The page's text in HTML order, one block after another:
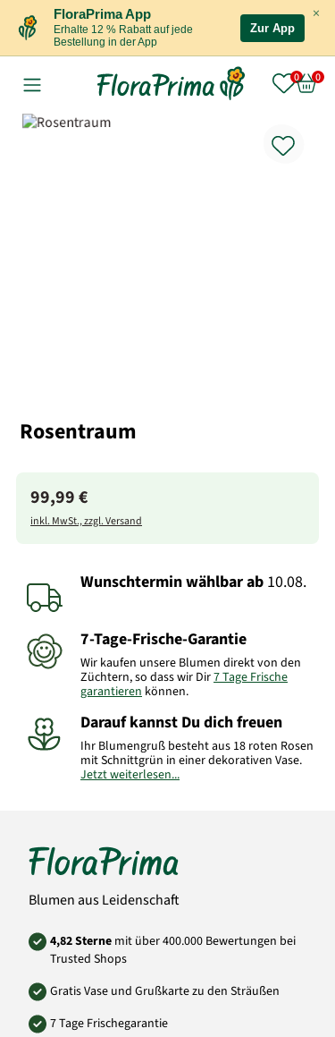
×
FloraPrima App
Erhalte 12 % Rabatt auf jede
Bestellung in der App
Zur App
Rosentraum
99,99 €
inkl. MwSt., zzgl. Versand
Wunschtermin wählbarab 10.08.
7-Tage-Frische-Garantie
Wir kaufen unsere Blumen direkt von den
Züchtern, so dass wir Dir7 Tage Frische
garantieren können.
Darauf kannst Du dich freuen
Ihr Blumengruß besteht aus 18 roten Rosen
mit Schnittgrün in einer dekorativen Vase.
Jetzt weiterlesen...
Blumen aus Leidenschaft
4,82 Sterne mit über 400.000 Bewertungen bei
Trusted Shops
Gratis Vase und Grußkarte zu den Sträußen
7 Tage Frischegarantie